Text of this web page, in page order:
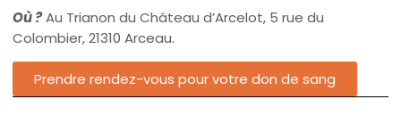
Où ?Au Trianon du Château d’Arcelot, 5 rue du
Colombier, 21310 Arceau.
Prendre rendez-vous pour votre don de sang